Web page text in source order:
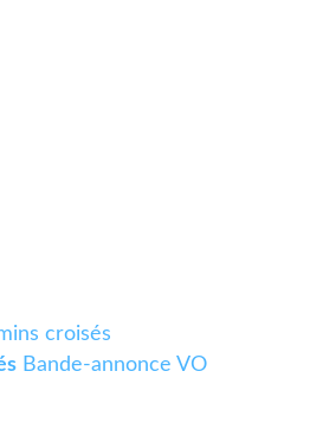
croisés
Bande-annonce VO